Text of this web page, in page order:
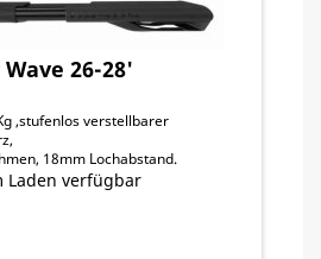
26-28'
,stufenlos verstellbarer
18mm Lochabstand.
Laden verfügbar